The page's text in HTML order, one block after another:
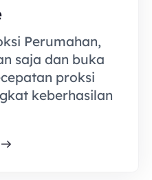
Perumahan,
saja dan buka
proksi
keberhasilan